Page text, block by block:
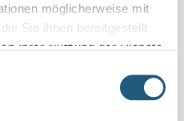
möglicherweise mit
Sie ihnen bereitgestellt
Ihrer Nutzung der Dienste